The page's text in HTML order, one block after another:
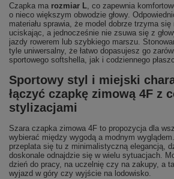
Czapka ma rozmiar L , co zapewnia
o nieco większym obwodzie głowy.
materiału sprawia, że model dobrze trzyma
uciskając, a jednocześnie nie zsuwa się z
jazdy rowerem lub szybkiego marszu.
tyle uniwersalny, że łatwo dopasujesz go
sportowego softshella, jak i codziennego
Sportowy styl i miejski
łączyć czapkę zimową 4F z
stylizacjami
Szara czapka zimowa 4F to propozycja dla
wybierać między wygodą a modnym
przeplata się tu z minimalistyczną elegancją,
doskonale odnajdzie się w wielu sytuacjach.
dzień do pracy, na uczelnię czy na zakupy, a
wyjazd w góry czy wyjście na lodowisko.